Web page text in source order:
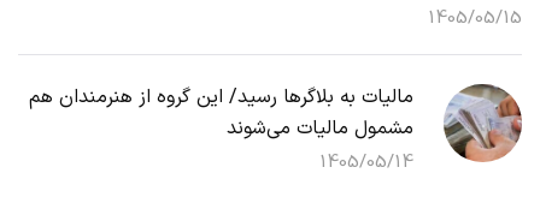
1405/05/15
مالیات به بلاگرها رسید/ این گروه از هنرمندان هم
مشمول مالیات می‌شوند
1405/05/14